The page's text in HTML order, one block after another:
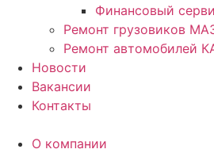
Финансовый
Ремонт грузовиков
Ремонт автомобилей
Новости
Вакансии
Контакты
О компании